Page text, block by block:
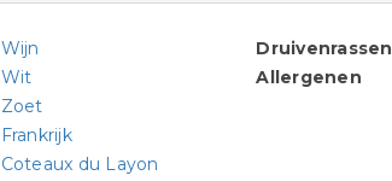
Wijn
Wit
Zoet
Frankrijk
Coteaux du Layon
Druivenrassen
Allergenen